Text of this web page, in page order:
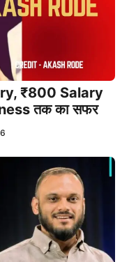
₹800 Salary
तक का सफर